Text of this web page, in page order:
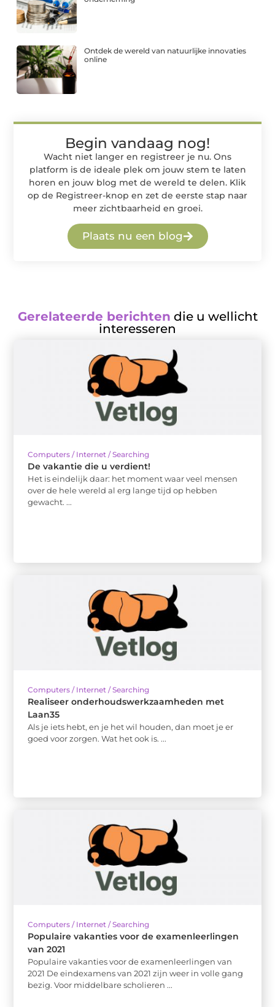
Ontdek de wereld van natuurlijke innovaties
online
Begin vandaag nog!
Wacht niet langer en registreer je nu. Ons
platform is de ideale plek om jouw stem te laten
horen en jouw blog met de wereld te delen. Klik
op de Registreer-knop en zet de eerste stap naar
meer zichtbaarheid en groei.
Plaats nu een blog
Gerelateerde berichten die u wellicht
interesseren
Computers / Internet / Searching
De vakantie die u verdient!
Het is eindelijk daar: het moment waar veel mensen
over de hele wereld al erg lange tijd op hebben
gewacht. ...
Computers / Internet / Searching
Realiseer onderhoudswerkzaamheden met
Laan35
Als je iets hebt, en je het wil houden, dan moet je er
goed voor zorgen. Wat het ook is. ...
Computers / Internet / Searching
Populaire vakanties voor de examenleerlingen
van 2021
Populaire vakanties voor de examenleerlingen van
2021 De eindexamens van 2021 zijn weer in volle gang
bezig. Voor middelbare scholieren ...